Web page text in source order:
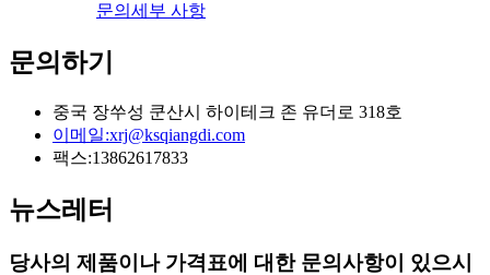
문의 세부 사항
문의하기
중국 장쑤성 쿤산시 하이테크 존 유더로 318호
이메일:xrj@ksqiangdi.com
팩스:13862617833
뉴스레터
당사의 제품이나 가격표에 대한 문의사항이 있으시